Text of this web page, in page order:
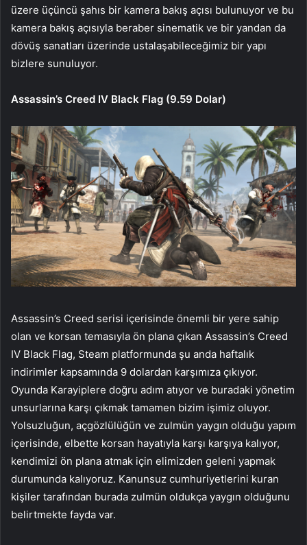
üzere üçüncü şahıs bir kamera bakış açısı bulunuyor ve bu
kamera bakış açısıyla beraber sinematik ve bir yandan da
dövüş sanatları üzerinde ustalaşabileceğimiz bir yapı
bizlere sunuluyor.
Assassin’s Creed IV Black Flag (9.59 Dolar)
Assassin’s Creed serisi içerisinde önemli bir yere sahip
olan ve korsan temasıyla ön plana çıkan Assassin’s Creed
IV Black Flag, Steam platformunda şu anda haftalık
indirimler kapsamında 9 dolardan karşımıza çıkıyor.
Oyunda Karayiplere doğru adım atıyor ve buradaki yönetim
unsurlarına karşı çıkmak tamamen bizim işimiz oluyor.
Yolsuzluğun, açgözlülüğün ve zulmün yaygın olduğu yapım
içerisinde, elbette korsan hayatıyla karşı karşıya kalıyor,
kendimizi ön plana atmak için elimizden geleni yapmak
durumunda kalıyoruz. Kanunsuz cumhuriyetlerini kuran
kişiler tarafından burada zulmün oldukça yaygın olduğunu
belirtmekte fayda var.